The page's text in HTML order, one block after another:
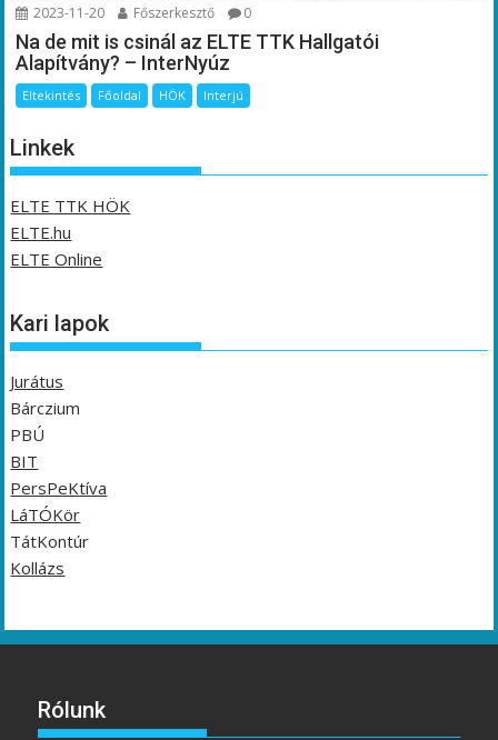
2023-11-20 Főszerkesztő 0
Na de mit is csinál az ELTE TTK Hallgatói
Alapítvány? – InterNyúz
Eltekintés Főoldal HÖK Interjú
Linkek
ELTE TTK HÖK
ELTE.hu
ELTE Online
Kari lapok
Jurátus
Bárczium
PBÚ
BIT
PersPeKtíva
LáTÓKör
TátKontúr
Kollázs
Rólunk